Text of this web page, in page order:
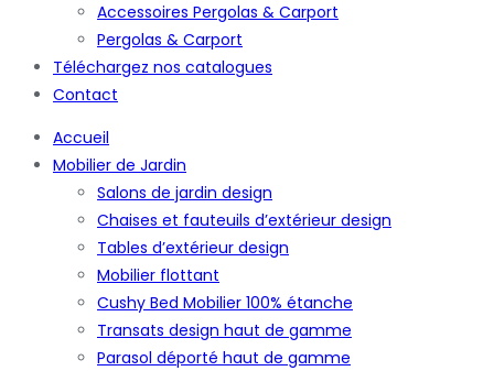
Accessoires Pergolas & Carport
Pergolas & Carport
Téléchargez nos catalogues
Contact
Accueil
Mobilier de Jardin
Salons de jardin design
Chaises et fauteuils d’extérieur design
Tables d’extérieur design
Mobilier flottant
Cushy Bed Mobilier 100% étanche
Transats design haut de gamme
Parasol déporté haut de gamme